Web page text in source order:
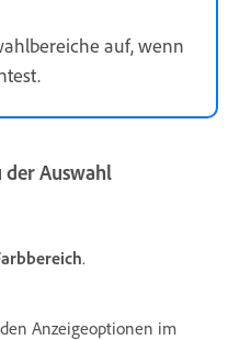
auf, wenn
der Auswahl
.
Anzeigeoptionen im